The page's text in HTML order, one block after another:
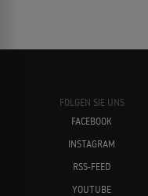
FOLGEN SIE UNS
FACEBOOK
INSTAGRAM
RSS-FEED
YOUTUBE